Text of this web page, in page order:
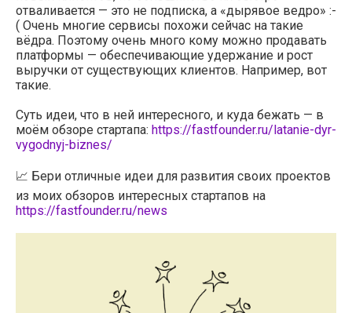
отваливается — это не подписка, а «дырявое ведро» :-
( Очень многие сервисы похожи сейчас на такие
вёдра. Поэтому очень много кому можно продавать
платформы — обеспечивающие удержание и рост
выручки от существующих клиентов. Например, вот
такие.
Суть идеи, что в ней интересного, и куда бежать — в
моём обзоре стартапа: https://fastfounder.ru/latanie-dyr-
vygodnyj-biznes/
📈 Бери отличные идеи для развития своих проектов
из моих обзоров интересных стартапов на
https://fastfounder.ru/news